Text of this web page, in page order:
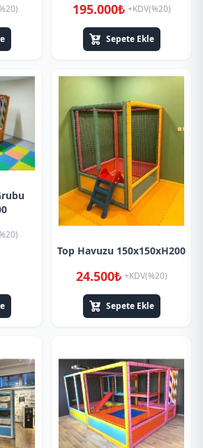
195.000₺ +KDV(%20)
Sepete Ekle
Top Havuzu 150x150xH200
24.500₺ +KDV(%20)
Sepete Ekle